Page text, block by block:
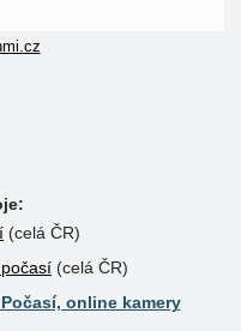
(celá ČR)
(celá ČR)
online kamery